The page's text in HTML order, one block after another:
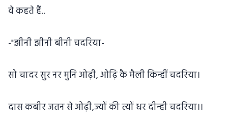
वे कहते हैं..
-"झीनी झीनी बीनी चदरिया-
सो चादर सुर नर मुनि ओढ़ी, ओढ़ि कै मैली किन्हीं चदरिया।
दास कबीर जतन से ओढ़ी,ज्यों की त्यों धर दीन्ही चदरिया।।